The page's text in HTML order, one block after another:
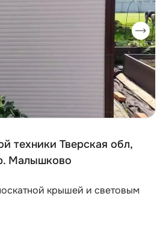
техники Тверская обл,
Малышково
крышей и световым